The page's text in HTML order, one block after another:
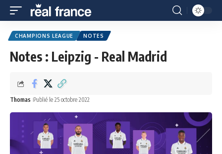
CHAMPIONS LEAGUE NOTES
Notes : Leipzig - Real Madrid
Thomas Publié le 25 octobre 2022